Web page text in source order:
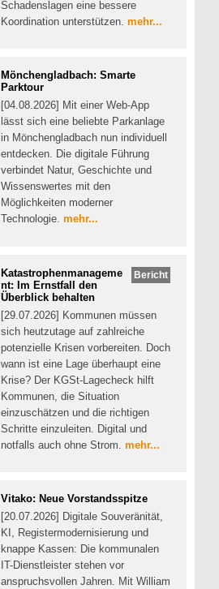
Schadenslagen eine bessere
Koordination unterstützen. mehr...
Mönchengladbach: Smarte
Parktour
[04.08.2026] Mit einer Web-App
lässt sich eine beliebte Parkanlage
in Mönchengladbach nun individuell
entdecken. Die digitale Führung
verbindet Natur, Geschichte und
Wissenswertes mit den
Möglichkeiten moderner
Technologie. mehr...
Bericht
Katastrophenmanageme
nt: Im Ernstfall den
Überblick behalten
[29.07.2026] Kommunen müssen
sich heutzutage auf zahlreiche
potenzielle Krisen vorbereiten. Doch
wann ist eine Lage überhaupt eine
Krise? Der KGSt-Lagecheck hilft
Kommunen, die Situation
einzuschätzen und die richtigen
Schritte einzuleiten. Digital und
notfalls auch ohne Strom. mehr...
Vitako: Neue Vorstandsspitze
[20.07.2026] Digitale Souveränität,
KI, Registermodernisierung und
knappe Kassen: Die kommunalen
IT-Dienstleister stehen vor
anspruchsvollen Jahren. Mit William